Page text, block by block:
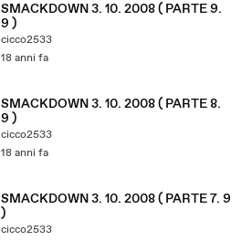
SMACKDOWN 3. 10. 2008 ( PARTE 9.
9 )
cicco2533
18 anni fa
SMACKDOWN 3. 10. 2008 ( PARTE 8.
9 )
cicco2533
18 anni fa
SMACKDOWN 3. 10. 2008 ( PARTE 7. 9
)
cicco2533